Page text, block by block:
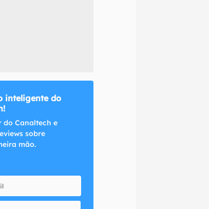
inteligente do
do Canaltech e
sobre
mão.